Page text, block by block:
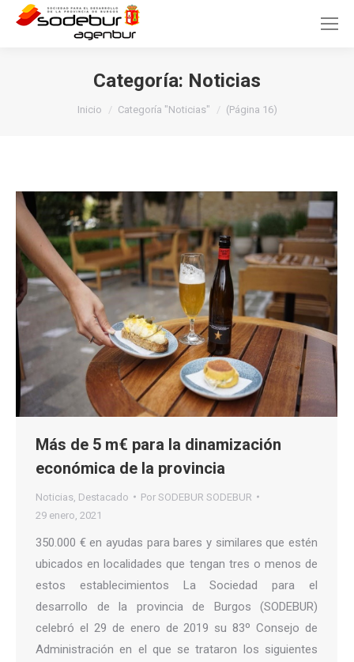
Categoría: Noticias
Inicio Categoría "Noticias" (Página 16)
Más de 5 m€ para la dinamización
económica de la provincia
Noticias Destacado Por SODEBUR SODEBUR
29 enero, 2021
350.000 € en ayudas para bares y similares que estén
ubicados en localidades que tengan tres o menos de
estos establecimientos La Sociedad para el
desarrollo de la provincia de Burgos (SODEBUR)
celebró el 29 de enero de 2019 su 83º Consejo de
Administración en el que se trataron los siguientes